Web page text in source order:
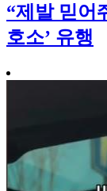
“제발 믿어
호소’ 유행